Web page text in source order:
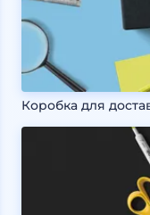
Коробка для